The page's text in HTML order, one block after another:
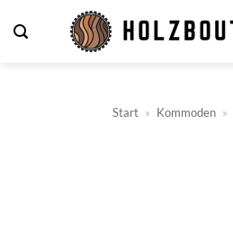
Inhalt
Start » Kommoden »